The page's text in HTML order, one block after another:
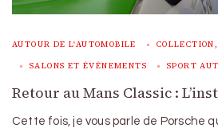
AUTOUR DE L'AUTOMOBILE
SALONS ET ÉVÉNEMENTS SPORT
Retour au Mans Classic :
Cette fois, je vous parle de Porsche